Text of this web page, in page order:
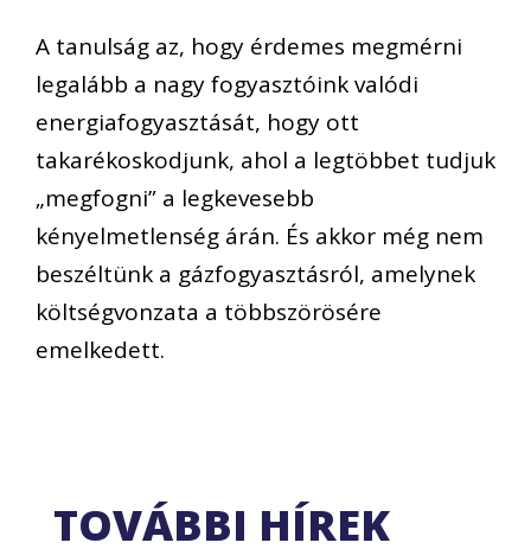
A tanulság az, hogy érdemes megmérni
legalább a nagy fogyasztóink valódi
energiafogyasztását, hogy ott
takarékoskodjunk, ahol a legtöbbet tudjuk
„megfogni” a legkevesebb
kényelmetlenség árán. És akkor még nem
beszéltünk a gázfogyasztásról, amelynek
költségvonzata a többszörösére
emelkedett.
TOVÁBBI HÍREK